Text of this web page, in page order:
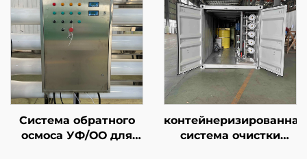
Система обратного
осмоса УФ/ОО для
контейнеризированная
система очистки